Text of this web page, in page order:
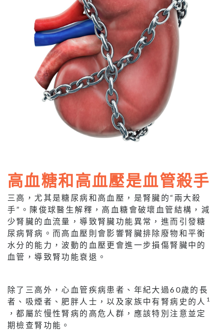
高血糖和高血壓是血管殺手
三高，尤其是糖尿病和高血壓，是腎臟的“兩大殺
手”。陳俊球醫生解釋，高血糖會破壞血管結構，減
少腎臟的血流量，導致腎臟功能異常，進而引發糖
尿病腎病。而高血壓則會影響腎臟排除廢物和平衡
水分的能力，波動的血壓更會進一步損傷腎臟中的
血管，導致腎功能衰退。
除了三高外，心血管疾病患者、年紀大過60歲的長
者、吸煙者、肥胖人士，以及家族中有腎病史的人 1
，都屬於慢性腎病的高危人群，應該特別注意並定
期檢查腎功能。